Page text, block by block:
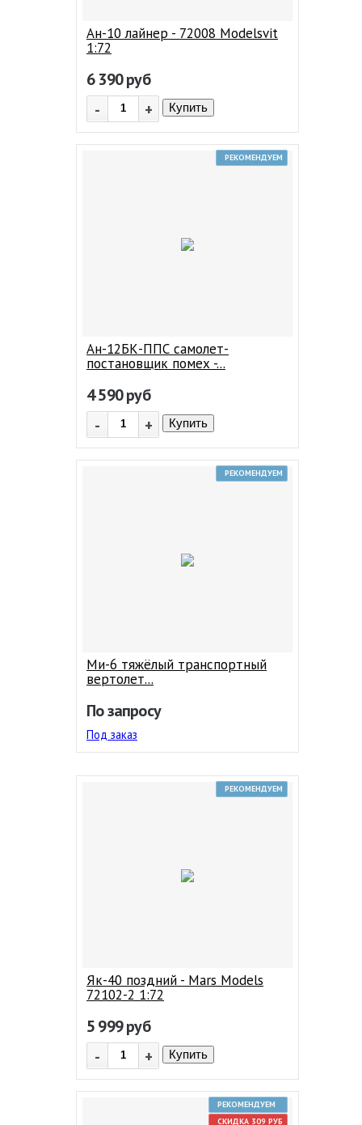
Ан-10 лайнер - 72008 Modelsvit
1:72
6 390руб
- + Купить
Ан-12БК-ППС самолет-
постановщик помех -...
4 590руб
- + Купить
РЕКОМЕНДУЕМ
Ми-6 тяжёлый транспортный
вертолет...
По запросу
Под заказ
РЕКОМЕНДУЕМ
Як-40 поздний - Mars Models
72102-2 1:72
5 999руб
- + Купить
РЕКОМЕНДУЕМ
РЕКОМЕНДУЕМ
СКИДКА 309 РУБ